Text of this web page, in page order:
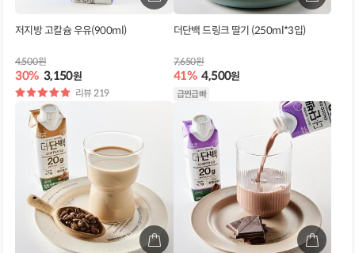
저지방 고칼슘 우유(900ml)
30% 3,150원
4,500원
별
리뷰 219
더단백 드링크 딸기 (250ml*3입)
41% 4,500원
7,650원
급찐급빠